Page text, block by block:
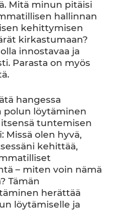
Mitä minun pitäisi
hallinnan
kehittymisen
kirkastumaan?
innostavaa ja
Parasta on myös
hangessa
polun löytäminen
tuntemisen
Missä olen hyvä,
kehittää,
– miten voin nämä
Tämän
herättää
löytämiselle ja